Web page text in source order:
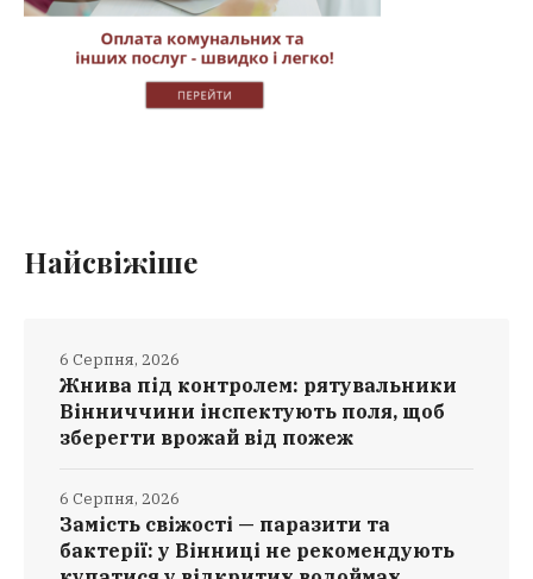
Найсвіжіше
Жнива під контролем: рятувальники
Вінниччини інспектують поля, щоб
зберегти врожай від пожеж
6 Серпня, 2026
Замість свіжості — паразити та
бактерії: у Вінниці не рекомендують
6 Серпня, 2026